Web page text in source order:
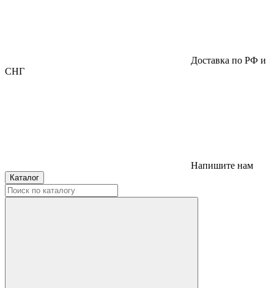
Доставка по РФ и
СНГ
Напишите нам
Каталог